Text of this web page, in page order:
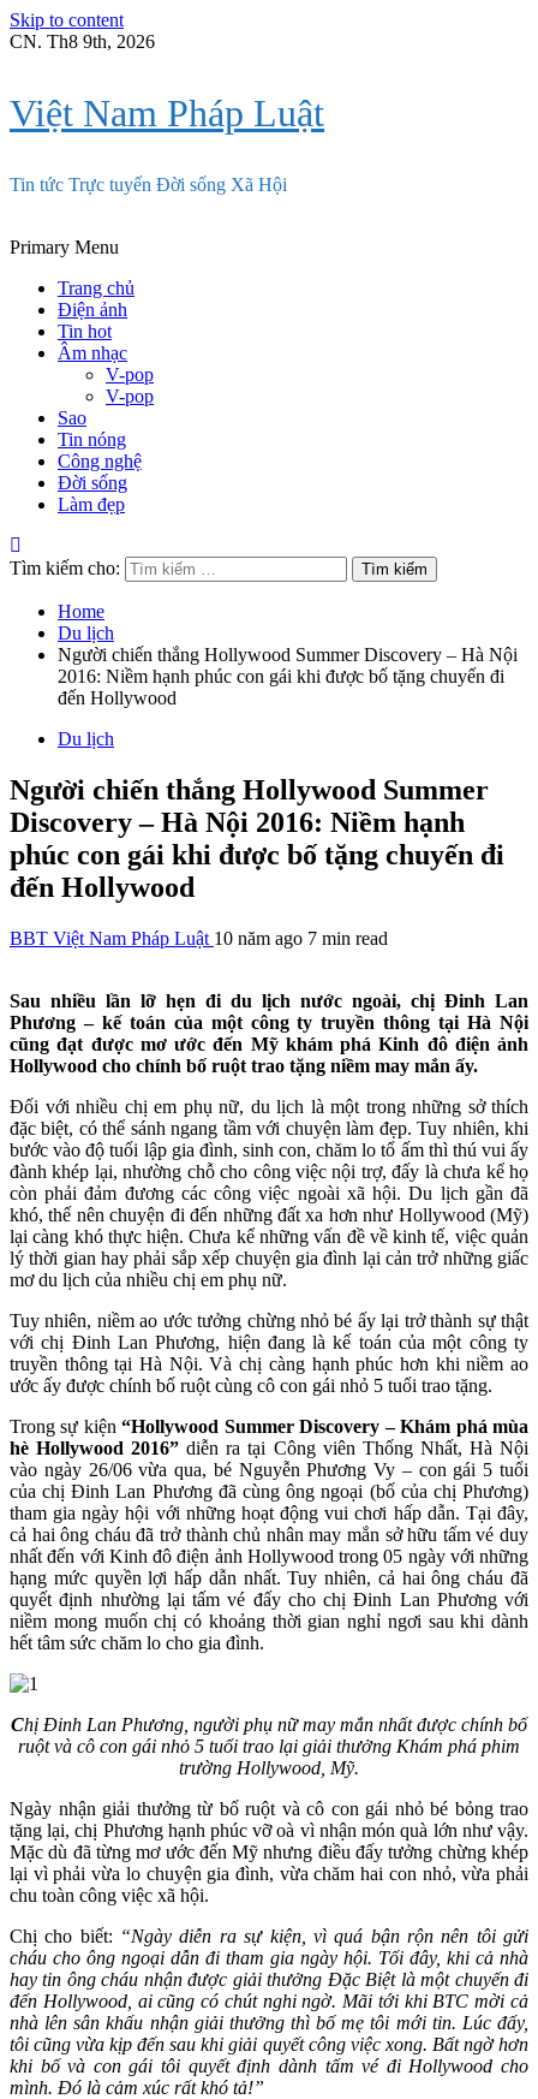
Skip to content
CN. Th8 9th, 2026
Việt Nam Pháp Luật
Tin tức Trực tuyến Đời sống Xã Hội
Primary Menu
Trang chủ
Điện ảnh
Tin hot
Âm nhạc
V-pop
V-pop
Sao
Tin nóng
Công nghệ
Đời sống
Làm đẹp
Tìm kiếm cho:
Home
Du lịch
Người chiến thắng Hollywood Summer Discovery – Hà Nội
2016: Niềm hạnh phúc con gái khi được bố tặng chuyến đi
đến Hollywood
Du lịch
Người chiến thắng Hollywood Summer
Discovery – Hà Nội 2016: Niềm hạnh
phúc con gái khi được bố tặng chuyến đi
đến Hollywood
BBT Việt Nam Pháp Luật 10 năm ago 7 min read
Sau nhiều lần lỡ hẹn đi du lịch nước ngoài, chị Đinh Lan
Phương – kế toán của một công ty truyền thông tại Hà Nội
cũng đạt được mơ ước đến Mỹ khám phá Kinh đô điện ảnh
Hollywood cho chính bố ruột trao tặng niềm may mắn ấy.
Đối với nhiều chị em phụ nữ, du lịch là một trong những sở thích
đặc biệt, có thể sánh ngang tầm với chuyện làm đẹp. Tuy nhiên, khi
bước vào độ tuổi lập gia đình, sinh con, chăm lo tổ ấm thì thú vui ấy
đành khép lại, nhường chỗ cho công việc nội trợ, đấy là chưa kể họ
còn phải đảm đương các công việc ngoài xã hội. Du lịch gần đã
khó, thế nên chuyện đi đến những đất xa hơn như Hollywood (Mỹ)
lại càng khó thực hiện. Chưa kể những vấn đề về kinh tế, việc quản
lý thời gian hay phải sắp xếp chuyện gia đình lại cản trở những giấc
mơ du lịch của nhiều chị em phụ nữ.
Tuy nhiên, niềm ao ước tưởng chừng nhỏ bé ấy lại trở thành sự thật
với chị Đinh Lan Phương, hiện đang là kế toán của một công ty
truyền thông tại Hà Nội. Và chị càng hạnh phúc hơn khi niềm ao
ước ấy được chính bố ruột cùng cô con gái nhỏ 5 tuổi trao tặng.
Trong sự kiện“Hollywood Summer Discovery – Khám phá mùa
hè Hollywood 2016”diễn ra tại Công viên Thống Nhất, Hà Nội
vào ngày 26/06 vừa qua, bé Nguyễn Phương Vy – con gái 5 tuổi
của chị Đinh Lan Phương đã cùng ông ngoại (bố của chị Phương)
tham gia ngày hội với những hoạt động vui chơi hấp dẫn. Tại đây,
cả hai ông cháu đã trở thành chủ nhân may mắn sở hữu tấm vé duy
nhất đến với Kinh đô điện ảnh Hollywood trong 05 ngày với những
hạng mức quyền lợi hấp dẫn nhất. Tuy nhiên, cả hai ông cháu đã
quyết định nhường lại tấm vé đấy cho chị Đinh Lan Phương với
niềm mong muốn chị có khoảng thời gian nghỉ ngơi sau khi dành
hết tâm sức chăm lo cho gia đình.
Chị Đinh Lan Phương, người phụ nữ may mắn nhất được chính bố
ruột và cô con gái nhỏ 5 tuổi trao lại giải thưởng Khám phá phim
trường Hollywood, Mỹ.
Ngày nhận giải thưởng từ bố ruột và cô con gái nhỏ bé bỏng trao
tặng lại, chị Phương hạnh phúc vỡ oà vì nhận món quà lớn như vậy.
Mặc dù đã từng mơ ước đến Mỹ nhưng điều đấy tưởng chừng khép
lại vì phải vừa lo chuyện gia đình, vừa chăm hai con nhỏ, vừa phải
chu toàn công việc xã hội.
Chị cho biết: “Ngày diễn ra sự kiện, vì quá bận rộn nên tôi gửi
cháu cho ông ngoại dẫn đi tham gia ngày hội. Tối đây, khi cả nhà
hay tin ông cháu nhận được giải thưởng Đặc Biệt là một chuyến đi
đến Hollywood, ai cũng có chút nghi ngờ. Mãi tới khi BTC mời cả
nhà lên sân khấu nhận giải thưởng thì bố mẹ tôi mới tin. Lúc đấy,
tôi cũng vừa kịp đến sau khi giải quyết công việc xong. Bất ngờ hơn
khi bố và con gái tôi quyết định dành tấm vé đi Hollywood cho
mình. Đó là cảm xúc rất khó tả!”